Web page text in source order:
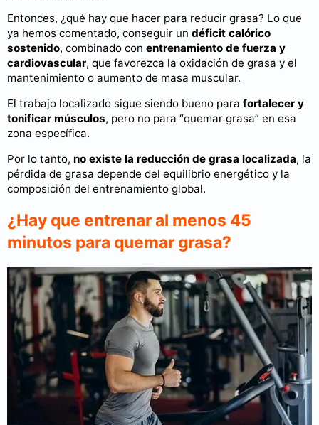
Entonces, ¿qué hay que hacer para reducir grasa? Lo que
ya hemos comentado, conseguir un déficit calórico
sostenido, combinado con entrenamiento de fuerza y
cardiovascular, que favorezca la oxidación de grasa y el
mantenimiento o aumento de masa muscular.
El trabajo localizado sigue siendo bueno para fortalecer y
tonificar músculos, pero no para “quemar grasa” en esa
zona específica.
Por lo tanto, no existe la reducción de grasa localizada, la
pérdida de grasa depende del equilibrio energético y la
composición del entrenamiento global.
¿Hay que entrenar al menos 45
minutos para quemar grasa?